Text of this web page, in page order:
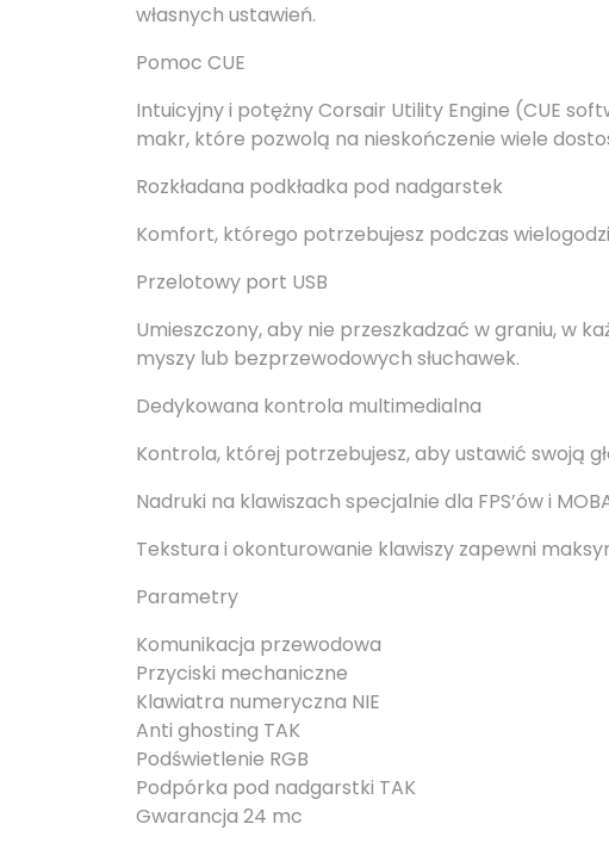
własnych ustawień.
Pomoc CUE
Intuicyjny i potężny Corsair Utility Engine (CUE
makr, które pozwolą na nieskończenie wiele
Rozkładana podkładka pod nadgarstek
Komfort, którego potrzebujesz podczas
Przelotowy port USB
Umieszczony, aby nie przeszkadzać w graniu, w
myszy lub bezprzewodowych słuchawek.
Dedykowana kontrola multimedialna
Kontrola, której potrzebujesz, aby ustawić swoją
Nadruki na klawiszach specjalnie dla FPS’ów i
Tekstura i okonturowanie klawiszy zapewni
Parametry
Komunikacja przewodowa
Przyciski mechaniczne
Klawiatra numeryczna NIE
Anti ghosting TAK
Podświetlenie RGB
Podpórka pod nadgarstki TAK
Gwarancja 24 mc